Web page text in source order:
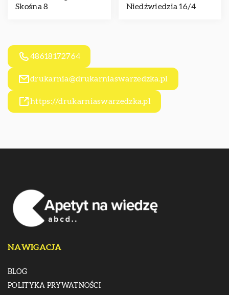
Skośna 8
Niedźwiedzia 16/4
48618172764
drukarnia@drukarniaswarzedzka.pl
https://drukarniaswarzedzka.pl
NAWIGACJA
BLOG
POLITYKA PRYWATNOŚCI